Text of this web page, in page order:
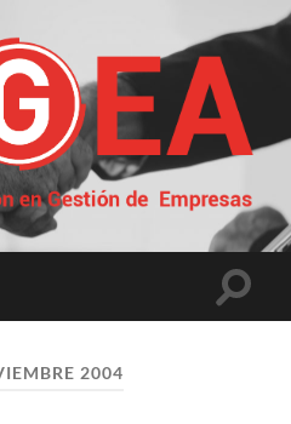
Centro
de
Investigación
Empresas
2004